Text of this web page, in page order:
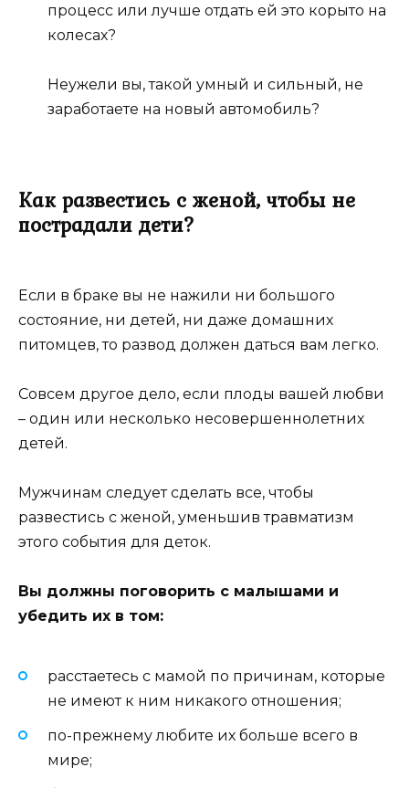
процесс или лучше отдать ей это корыто на
колесах?
Неужели вы, такой умный и сильный, не
заработаете на новый автомобиль?
Как развестись с женой, чтобы не
пострадали дети?
Если в браке вы не нажили ни большого
состояние, ни детей, ни даже домашних
питомцев, то развод должен даться вам легко.
Совсем другое дело, если плоды вашей любви
– один или несколько несовершеннолетних
детей.
Мужчинам следует сделать все, чтобы
развестись с женой, уменьшив травматизм
этого события для деток.
Вы должны поговорить с малышами и
убедить их в том:
расстаетесь с мамой по причинам, которые
не имеют к ним никакого отношения;
по-прежнему любите их больше всего в
мире;